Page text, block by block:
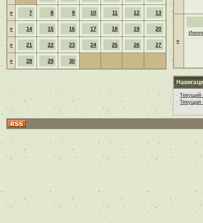
» 7 8 9 10 11 12 13
» 14 15 16 17 18 19 20
» 21 22 23 24 25 26 27
» 28 29 30
»
·Текущий
·Текущая